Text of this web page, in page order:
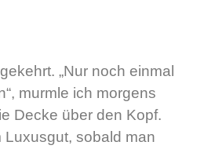
„Nur noch einmal
murmle ich morgens
Decke über den Kopf.
Luxusgut, sobald man